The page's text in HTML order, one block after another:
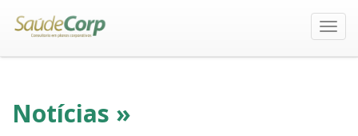
Notícias »